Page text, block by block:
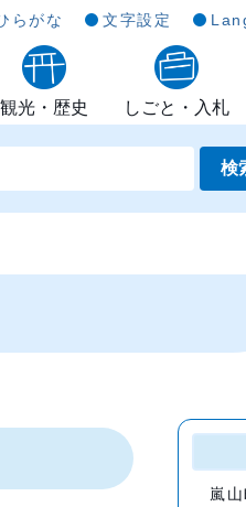
らがな 文字設定
観光・歴史 しごと・入札
検
嵐